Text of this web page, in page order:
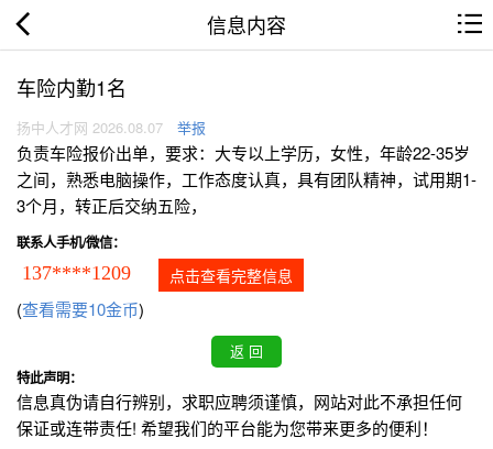
信息内容
车险内勤1名
扬中人才网 2026.08.07 举报
负责车险报价出单，要求：大专以上学历，女性，年龄22-35岁
之间，熟悉电脑操作，工作态度认真，具有团队精神，试用期1-
3个月，转正后交纳五险，
联系人手机/微信：
137****1209 点击查看完整信息
(查看需要10金币)
特此声明：
信息真伪请自行辨别，求职应聘须谨慎，网站对此不承担任何
保证或连带责任! 希望我们的平台能为您带来更多的便利！